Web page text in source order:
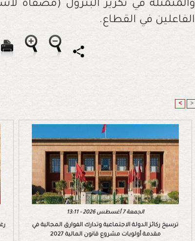
والمتمثلة في تكرير البترول
الفاعلين في القطاع.
< >
الجمعة 7 أغسطس 2026 - 13:11
ترسيخ ركائز الدولة الاجتماعية وتدارك الفوارق المجالية في
مقدمة أولويات مشروع قانون المالية 2027